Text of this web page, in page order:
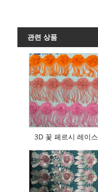
관련 상품
3D 꽃 페르시 레이스